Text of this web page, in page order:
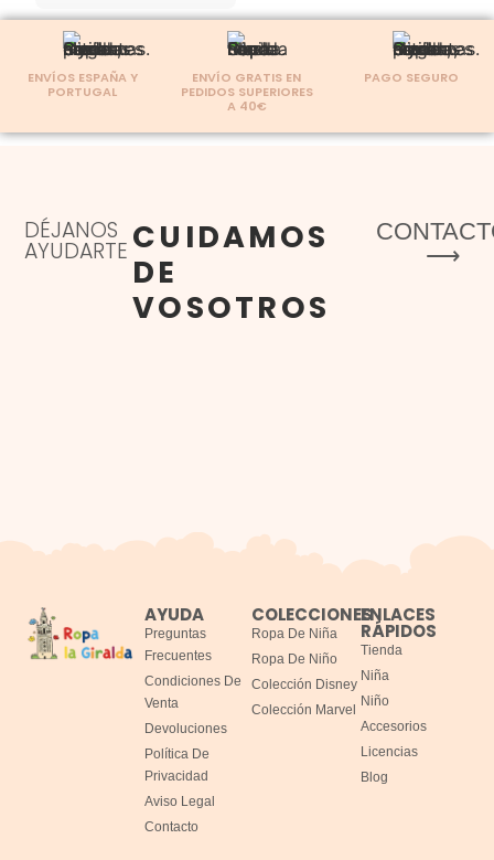
ENVÍOS ESPAÑA Y
PORTUGAL
ENVÍO GRATIS EN
PEDIDOS SUPERIORES
A 40€
PAGO SEGURO
DÉJANOS
AYUDARTE CUIDAMOS
DE
VOSOTROS
⟶
AYUDA
Preguntas
Frecuentes
Condiciones De
Venta
Devoluciones
Política De
Privacidad
Aviso Legal
Contacto
COLECCIONES
Ropa De Niña
Ropa De Niño
Colección Disney
Colección Marvel
ENLACES
RÁPIDOS
Tienda
Niña
Niño
Accesorios
Licencias
Blog